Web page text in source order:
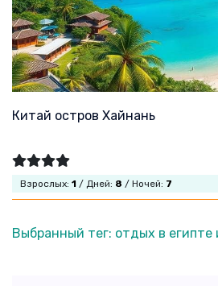
Китай остров Хайнань
Взрослых: 1 / Дней: 8 / Ночей: 7
Выбранный тег: отдых в египте